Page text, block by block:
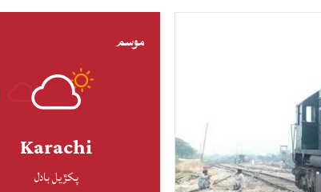
موسم
Karachi
پکڙيل بادل